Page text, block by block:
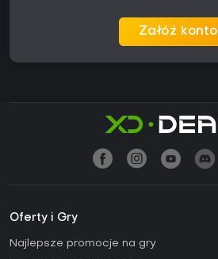
Załóż konto
Oferty i Gry
Najlepsze promocje na gry